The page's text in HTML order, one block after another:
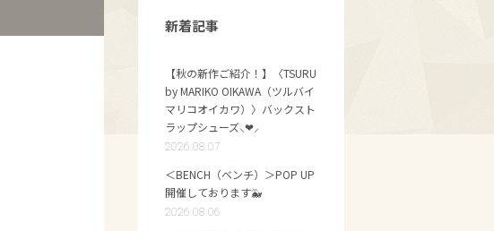
新着記事
【秋の新作ご紹介！】〈TSURU
by MARIKO OIKAWA（ツルバイ
マリコオイカワ）〉バックスト
ラップシューズ⸜❤︎⸝
2026.08.07
＜BENCH（ベンチ）＞POP UP
開催しております🐳
2026.08.06